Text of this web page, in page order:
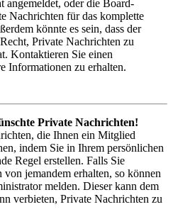
angemeldet, oder die Board-
Nachrichten für das komplette
könnte es sein, dass der
Private Nachrichten zu
Kontaktieren Sie einen
Informationen zu erhalten.
Private Nachrichten!
die Ihnen ein Mitglied
indem Sie in Ihrem persönlichen
Regel erstellen. Falls Sie
von jemandem erhalten, so können
melden. Dieser kann dem
verbieten, Private Nachrichten zu